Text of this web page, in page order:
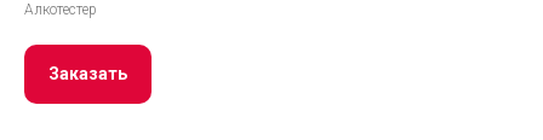
Алкотестер
Заказать